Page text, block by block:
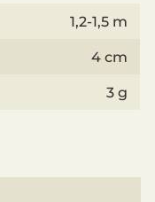
1,2-1,5 m
4 cm
3 g